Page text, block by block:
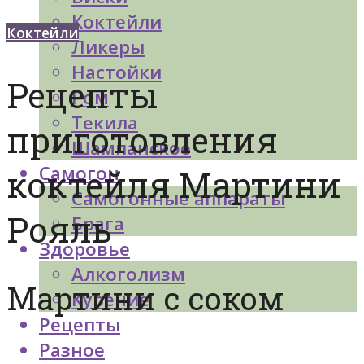
Коктейли
Ликеры
Настойки
Ром
Текила
Шампанское
Самогон
Самогонные аппараты
Брага
Здоровье
Алкоголизм
Курение
Рецепты
Разное
Коктейли
Рецепты
приготовления
коктейля Мартини
Рояль
Мартини с соком